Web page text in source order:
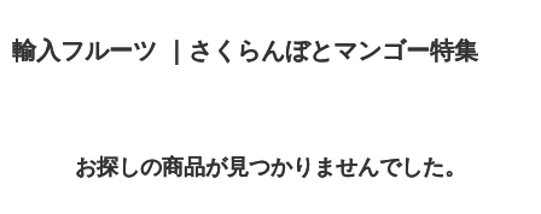
輸入フルーツ ｜さくらんぼとマンゴー特集
お探しの商品が見つかりませんでした。